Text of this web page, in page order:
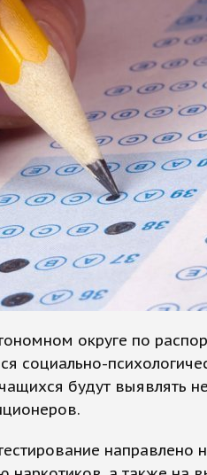
округе по
социально-
будут выявлять
направлено